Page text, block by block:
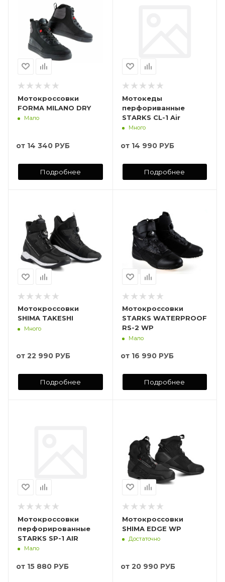
Мотокроссовки
FORMA MILANO DRY
Мало
от 14 340 РУБ
Подробнее
Мотокеды
перфориванные
STARKS CL-1 Air
Много
от 14 990 РУБ
Подробнее
Мотокроссовки
SHIMA TAKESHI
Много
от 22 990 РУБ
Подробнее
Мотокроссовки
STARKS WATERPROOF
RS-2 WP
Мало
от 16 990 РУБ
Подробнее
Мотокроссовки
перфорированные
STARKS SP-1 AIR
Мало
от 15 880 РУБ
Мотокроссовки
SHIMA EDGE WP
Достаточно
от 20 990 РУБ